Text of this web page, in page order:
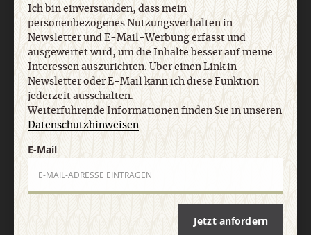
Nach oben
Ich bin einverstanden, dass mein
personenbezogenes Nutzungsverhalten in
Newsletter und E-Mail-Werbung erfasst und
ausgewertet wird, um die Inhalte besser auf meine
Interessen auszurichten. Über einen Link in
Newsletter oder E-Mail kann ich diese Funktion
jederzeit ausschalten.
Weiterführende Informationen finden Sie in unseren
Datenschutzhinweisen.
E-Mail
Jetzt anfordern